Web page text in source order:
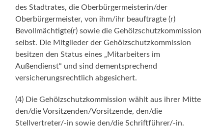
des Stadtrates, die Oberbürgermeisterin/der
Oberbürgermeister, von ihm/ihr beauftragte (r)
Bevollmächtigte(r) sowie die Gehölzschutzkommission
selbst. Die Mitglieder der Gehölzschutzkommission
besitzen den Status eines „Mitarbeiters im
Außendienst“ und sind dementsprechend
versicherungsrechtlich abgesichert.
(4) Die Gehölzschutzkommission wählt aus ihrer Mitte
den/die Vorsitzenden/Vorsitzende, den/die
Stellvertreter/-in sowie den/die Schriftführer/-in.